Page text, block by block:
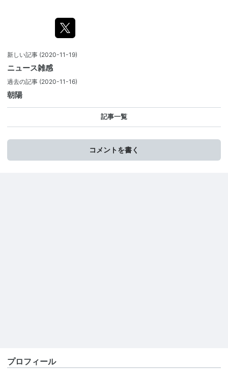
新しい記事 (2020-11-19)
ニュース雑感
過去の記事 (2020-11-16)
朝陽
記事一覧
コメントを書く
プロフィール